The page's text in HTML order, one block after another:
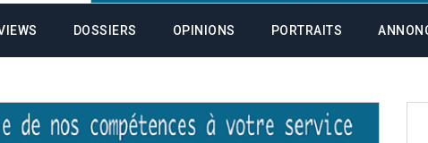
aux CACV (centralisation
DOSSIERS OPINIONS PORTRAITS